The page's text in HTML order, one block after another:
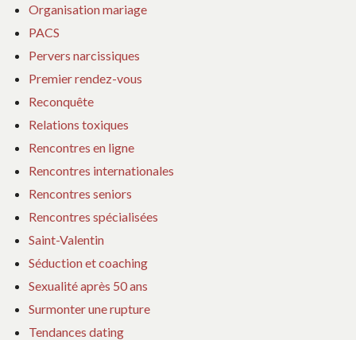
Organisation mariage
PACS
Pervers narcissiques
Premier rendez-vous
Reconquête
Relations toxiques
Rencontres en ligne
Rencontres internationales
Rencontres seniors
Rencontres spécialisées
Saint-Valentin
Séduction et coaching
Sexualité après 50 ans
Surmonter une rupture
Tendances dating